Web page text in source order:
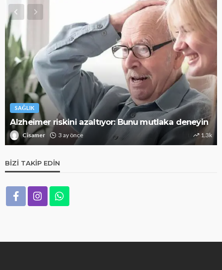
SAĞLIK
Alzheimer riskini azaltıyor: Bunu mutlaka deneyin
Cisamer 3 ay önce 1.3k
BIZI TAKIP EDIN